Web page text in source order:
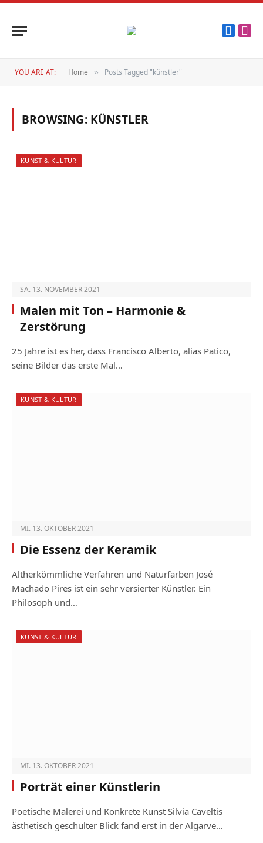
YOU ARE AT: Home » Posts Tagged "künstler"
BROWSING: KÜNSTLER
KUNST & KULTUR
SA. 13. NOVEMBER 2021
Malen mit Ton – Harmonie &
Zerstörung
25 Jahre ist es her, dass Francisco Alberto, alias Patico,
seine Bilder das erste Mal…
KUNST & KULTUR
MI. 13. OKTOBER 2021
Die Essenz der Keramik
Altherkömmliche Verfahren und Naturfarben José
Machado Pires ist ein sehr versierter Künstler. Ein
Philosoph und…
KUNST & KULTUR
MI. 13. OKTOBER 2021
Porträt einer Künstlerin
Poetische Malerei und Konkrete Kunst Silvia Caveltis
ästhetisch geschulter Blick fand erst in der Algarve…